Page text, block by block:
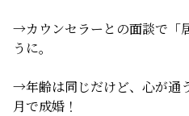
→カウンセラーとの面談で「
うに。
→年齢は同じだけど、心が通
月で成婚！